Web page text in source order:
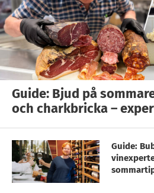
Guide: Bjud på
och charkbricka –
Guide: